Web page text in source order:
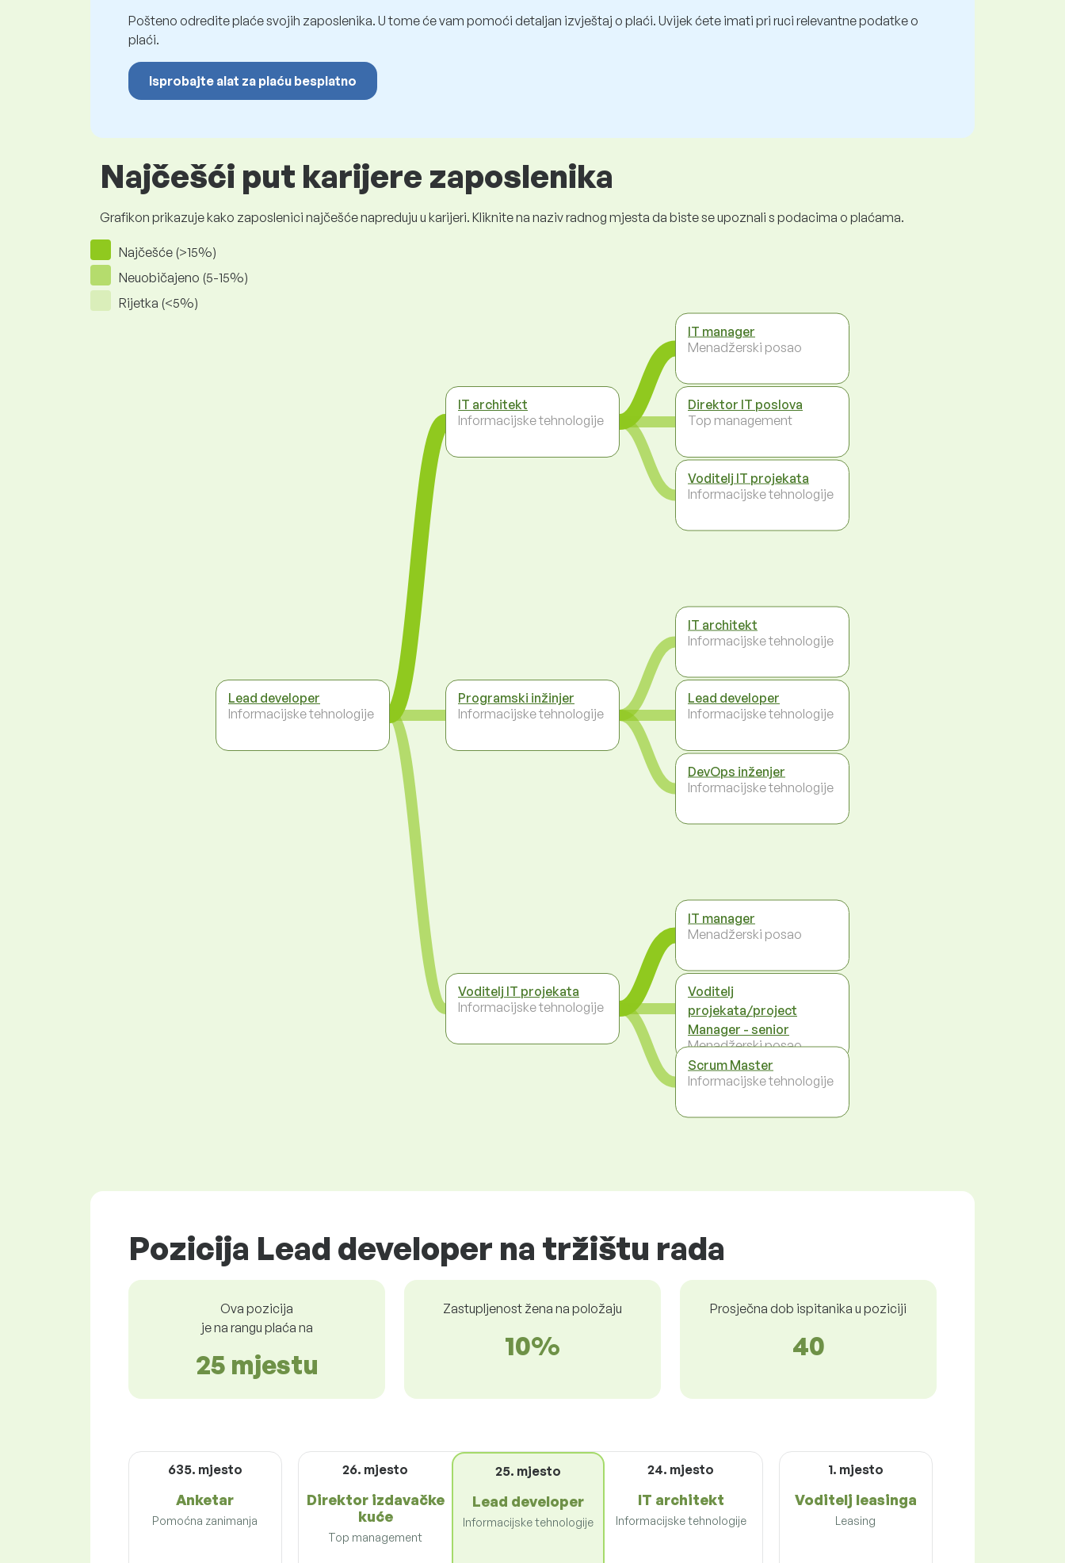
Pošteno odredite plaće svojih zaposlenika. U tome će vam pomoći detaljan izvještaj o plaći. Uvijek ćete imati pri ruci relevantne podatke o
plaći.
Isprobajte alat za plaću besplatno
Najčešći put karijere zaposlenika
Grafikon prikazuje kako zaposlenici najčešće napreduju u karijeri. Kliknite na naziv radnog mjesta da biste se upoznali s podacima o plaćama.
Najčešće (>15%)
Neuobičajeno (5-15%)
Rijetka (<5%)
Lead developer
Informacijske tehnologije
IT architekt
Informacijske tehnologije
Programski inžinjer
Informacijske tehnologije
Voditelj IT projekata
Informacijske tehnologije
IT manager
Menadžerski posao
Direktor IT poslova
Top management
Voditelj IT projekata
Informacijske tehnologije
IT architekt
Informacijske tehnologije
Lead developer
Informacijske tehnologije
DevOps inženjer
Informacijske tehnologije
IT manager
Menadžerski posao
Voditelj
projekata/project
Manager - senior
Menadžerski posao
Scrum Master
Informacijske tehnologije
Pozicija Lead developer na tržištu rada
Ova pozicija
je na rangu plaća na
25 mjestu
Zastupljenost žena na položaju
10%
Prosječna dob ispitanika u poziciji
40
635. mjesto
Anketar
Pomoćna zanimanja
26. mjesto
Direktor izdavačke
kuće
Top management
25. mjesto
Lead developer
Informacijske tehnologije
24. mjesto
IT architekt
Informacijske tehnologije
1. mjesto
Voditelj leasinga
Leasing